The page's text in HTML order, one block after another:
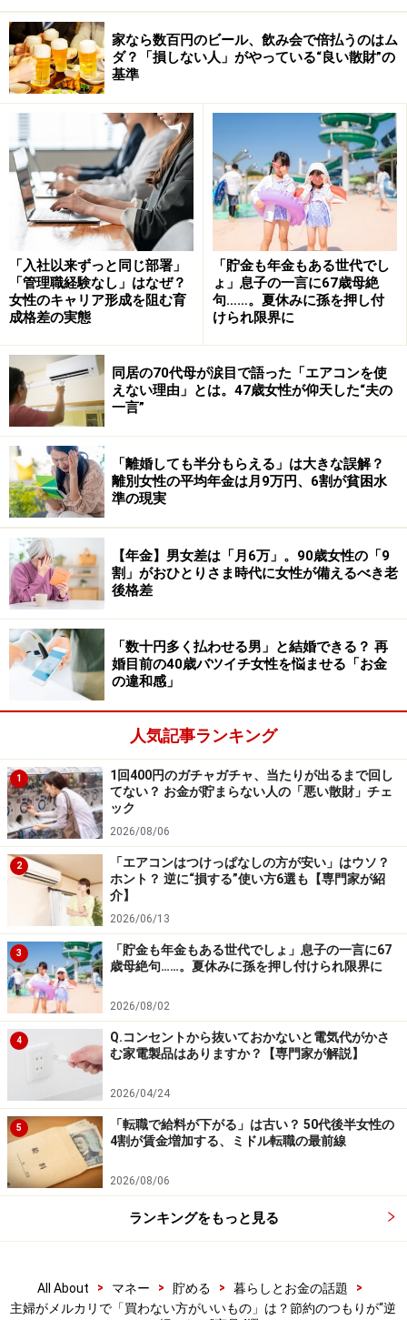
するようにしましょう。普段から、使用する日用品のブ
ランドをコロコロ変えがちなタイプの人にはまとめ買い
はおすすめできません。
2. 箱ものの野菜や果物
メルカリでは箱ものの野菜や果物が「訳あり」商品とし
てよく出品されています。「訳あり」といっても、サイ
ズがバラバラだったり皮に多少傷がついていたりする程
度で、食べることには何も問題はありません。さらに通
常の野菜や果物と比べ基本的に価格は安く設定され、重
量は5kgや10kg、中には20kgなど大量な出品物も多いた
め、スーパーなどで買うより断然お得になる場合もしば
筆者が購入した「訳ありりんご 10kg」 ※画像：筆者撮影
筆者もりんご10kg（大体50個）を破格の3180円で買っ
たことがあります。通常りんごは1個200円ほどの価格で
売られていることが多く、それを50個買うと1万円なの
で、3180円はかなりお得ですよね。
しかし何kgもの大量の食材は消費するのが大変です。も
のによっては冷凍することも可能ですが、冷凍庫のスペ
ースにも限りがあるし、せっかく買った食品を腐らせて
しまう恐れもあります。冷凍庫に保管できるスペースが
なかったり、シェアする相手がいなかったりする人は、
箱ものの食品は買わない方がいいでしょう。
3. 「いいね」がたくさんついている商品
メルカリには気に入った商品をチェックできる「いい
ね」機能があります。どれだけの人がその商品に興味を
持っているか分かるため、いいねが多い商品は「他の人
に取られてしまうかも」という気持ちになりがちです。
しかし、いいねをしてもすぐに買わないのは、価格が高
い、なんだかしっくりこないなどの理由で購入に踏み切
れないからです。「いいね」がたくさんついているから
といって、焦って買うと後悔するかもしれません。
実は筆者も「他の人が買ってしまうかも」と慌てて商品
を買った経験がありますが、その後あまり使わず、結局
メルカリで売ることになりました。個人的に、よく吟味
せずに買ったものは結局使わないことが多いので、いい
ねをした後は3～7日ほど冷静になって様子を見ることに
しています。それでも買いたいと思うのであれば、本当
にほしいものだと判断して購入する、というやり方もお
ちまたで話題になっている品薄商品がメルカリに出品さ
家なら数百円のビール、飲み会で倍払うのはム
ダ？「損しない人」がやっている“良い散財”の
基準
「入社以来ずっと同じ部署」
「管理職経験なし」はなぜ？
女性のキャリア形成を阻む育
成格差の実態
「貯金も年金もある世代でし
ょ」息子の一言に67歳母絶
句……。夏休みに孫を押し付
けられ限界に
同居の70代母が涙目で語った「エアコンを使
えない理由」とは。47歳女性が仰天した“夫の
一言”
「離婚しても半分もらえる」は大きな誤解？
離別女性の平均年金は月9万円、6割が貧困水
準の現実
【年金】男女差は「月6万」。90歳女性の「9
割」がおひとりさま時代に女性が備えるべき老
後格差
「数十円多く払わせる男」と結婚できる？ 再
婚目前の40歳バツイチ女性を悩ませる「お金
の違和感」
人気記事ランキング
1
1回400円のガチャガチャ、当たりが出るまで回し
てない？ お金が貯まらない人の「悪い散財」チェ
ック
2026/08/06
2
「エアコンはつけっぱなしの方が安い」はウソ？
ホント？ 逆に“損する”使い方6選も【専門家が紹
介】
2026/06/13
3
「貯金も年金もある世代でしょ」息子の一言に67
歳母絶句……。夏休みに孫を押し付けられ限界に
2026/08/02
4
Q.コンセントから抜いておかないと電気代がかさ
む家電製品はありますか？【専門家が解説】
2026/04/24
5
「転職で給料が下がる」は古い？ 50代後半女性の
4割が賃金増加する、ミドル転職の最前線
2026/08/06
ランキングをもっと見る
All About > マネー > 貯める > 暮らしとお金の話題
>
主婦がメルカリで「買わない方がいいもの」は？節約のつもりが“逆